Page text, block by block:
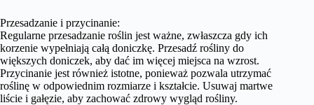
Przesadzanie i przycinanie:
Regularne przesadzanie roślin jest ważne, zwłaszcza gdy ich
korzenie wypełniają całą doniczkę. Przesadź rośliny do
większych doniczek, aby dać im więcej miejsca na wzrost.
Przycinanie jest również istotne, ponieważ pozwala utrzymać
roślinę w odpowiednim rozmiarze i kształcie. Usuwaj martwe
liście i gałęzie, aby zachować zdrowy wygląd rośliny.